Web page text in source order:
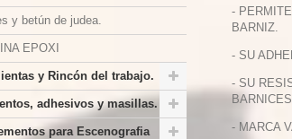
y betún de judea.
EPOXI
y Rincón del trabajo.
adhesivos y masillas.
para Escenografia
-
BARNIZ.
- SU
- SU
- MARCA